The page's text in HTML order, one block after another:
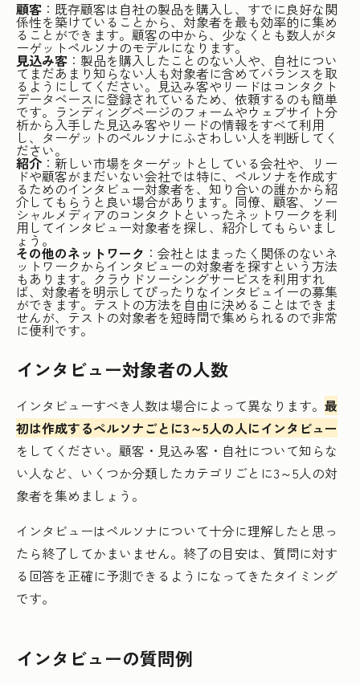
顧客 ：既存顧客は自社の製品を購入し、すでに良好な関
係性を築けていることから、対象者を最も効率的に集め
ることができます。顧客の中から、少なくとも数人がタ
ーゲットペルソナのモデルになります。
見込み客 ：製品を購入したことのない人や、自社につい
てまだあまり知らない人も対象者に含めてバランスを取
るようにしてください。見込み客やリードはコンタクト
データベースに登録されているため、依頼するのも簡単
です。ランディングページのフォームやウェブサイト分
析から入手した見込み客やリードの情報をすべて利用
し、ターゲットのペルソナにふさわしい人を判断してく
ださい。
紹介：新しい市場をターゲットとしている会社や、リー
ドや顧客がまだいない会社では特に、ペルソナを作成す
るためのインタビュー対象者を、知り合いの誰かから紹
介してもらうと良い場合があります。同僚、顧客、ソー
シャルメディアのコンタクトといったネットワークを利
用してインタビュー対象者を探し、紹介してもらいまし
ょう。
その他のネットワーク ：会社とはまったく関係のないネ
ットワークからインタビューの対象者を探すという方法
もあります。クラウドソーシングサービスを利用すれ
ば、対象者を明示してぴったりなインタビュイーの募集
ができます。テストの方法を自由に決めることはできま
せんが、テストの対象者を短時間で集められるので非常
に便利です。
インタビュー対象者の人数
インタビューすべき人数は場合によって異なります。 最
初は作成するペルソナごとに3～5人の人にインタビュー
をしてください。顧客・見込み客・自社について知らな
い人など、いくつか分類したカテゴリごとに3～5人の対
象者を集めましょう。
インタビューはペルソナについて十分に理解したと思っ
たら終了してかまいません。終了の目安は、質問に対す
る回答を正確に予測できるようになってきたタイミング
です。
インタビューの質問例